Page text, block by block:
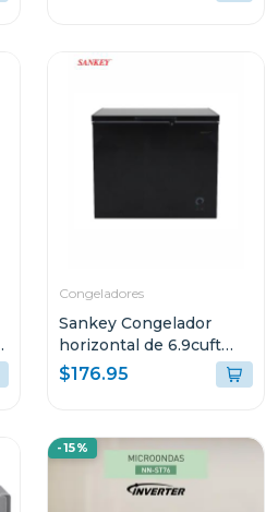
Congeladores
Sankey Congelador
horizontal de 6.9cuft
color negro rfc791
$176.95
-15%